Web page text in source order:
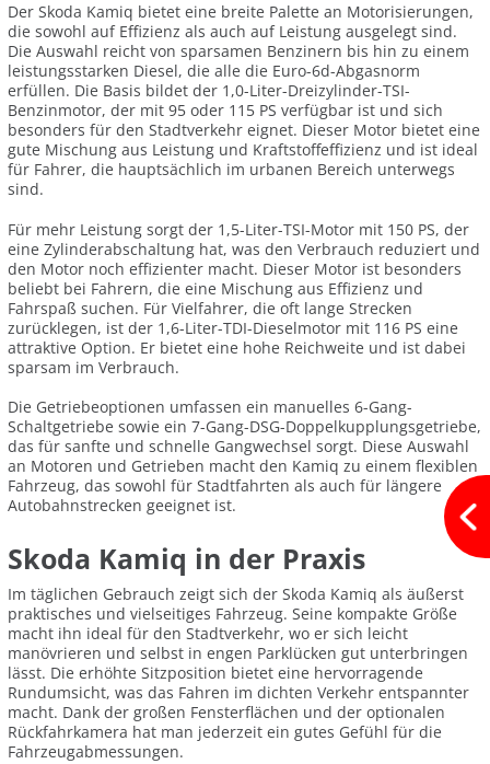
Der Skoda Kamiq bietet eine breite Palette an Motorisierungen,
die sowohl auf Effizienz als auch auf Leistung ausgelegt sind.
Die Auswahl reicht von sparsamen Benzinern bis hin zu einem
leistungsstarken Diesel, die alle die Euro-6d-Abgasnorm
erfüllen. Die Basis bildet der 1,0-Liter-Dreizylinder-TSI-
Benzinmotor, der mit 95 oder 115 PS verfügbar ist und sich
besonders für den Stadtverkehr eignet. Dieser Motor bietet eine
gute Mischung aus Leistung und Kraftstoffeffizienz und ist ideal
für Fahrer, die hauptsächlich im urbanen Bereich unterwegs
sind.
Für mehr Leistung sorgt der 1,5-Liter-TSI-Motor mit 150 PS, der
eine Zylinderabschaltung hat, was den Verbrauch reduziert und
den Motor noch effizienter macht. Dieser Motor ist besonders
beliebt bei Fahrern, die eine Mischung aus Effizienz und
Fahrspaß suchen. Für Vielfahrer, die oft lange Strecken
zurücklegen, ist der 1,6-Liter-TDI-Dieselmotor mit 116 PS eine
attraktive Option. Er bietet eine hohe Reichweite und ist dabei
sparsam im Verbrauch.
Die Getriebeoptionen umfassen ein manuelles 6-Gang-
Schaltgetriebe sowie ein 7-Gang-DSG-Doppelkupplungsgetriebe,
das für sanfte und schnelle Gangwechsel sorgt. Diese Auswahl
an Motoren und Getrieben macht den Kamiq zu einem flexiblen
Fahrzeug, das sowohl für Stadtfahrten als auch für längere
Autobahnstrecken geeignet ist.
Skoda Kamiq in der Praxis
Im täglichen Gebrauch zeigt sich der Skoda Kamiq als äußerst
praktisches und vielseitiges Fahrzeug. Seine kompakte Größe
macht ihn ideal für den Stadtverkehr, wo er sich leicht
manövrieren und selbst in engen Parklücken gut unterbringen
lässt. Die erhöhte Sitzposition bietet eine hervorragende
Rundumsicht, was das Fahren im dichten Verkehr entspannter
macht. Dank der großen Fensterflächen und der optionalen
Rückfahrkamera hat man jederzeit ein gutes Gefühl für die
Fahrzeugabmessungen.